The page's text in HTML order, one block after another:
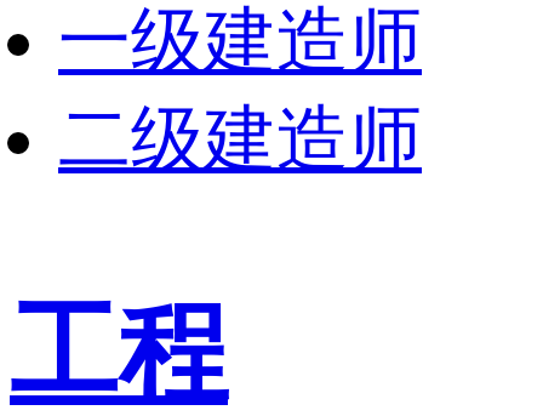
一级建造师
二级建造师
工程